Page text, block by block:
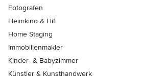
Fotografen
Heimkino & Hifi
Home Staging
Immobilienmakler
Kinder- & Babyzimmer
Künstler & Kunsthandwerk